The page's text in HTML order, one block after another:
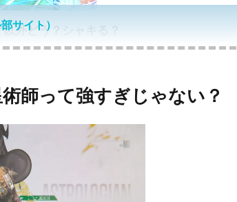
以外どう？シャキる？
師って強すぎじゃない？
サイト）